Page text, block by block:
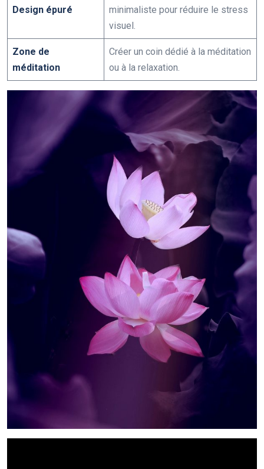
Design épuré
minimaliste pour réduire le stress
visuel.
Zone de
méditation
Créer un coin dédié à la méditation
ou à la relaxation.